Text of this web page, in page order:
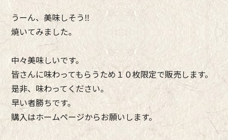
うーん、美味しそう‼
焼いてみました。
中々美味しいです。
皆さんに味わってもらうため１０枚限定で販売します。
是非、味わってください。
早い者勝ちです。
購入はホームページからお願いします。